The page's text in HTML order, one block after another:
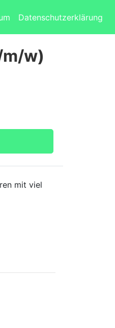
Datenschutzerklärung
w)
mit viel